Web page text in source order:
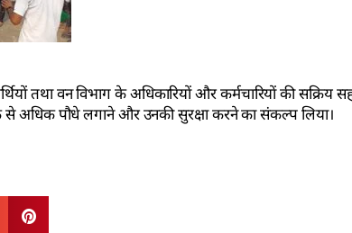
तथा वन विभाग के अधिकारियों और कर्मचारियों की सक्रिय
पौधे लगाने और उनकी सुरक्षा करने का संकल्प लिया।